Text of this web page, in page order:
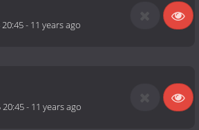
20:45- 11 years ago
20:45- 11 years ago